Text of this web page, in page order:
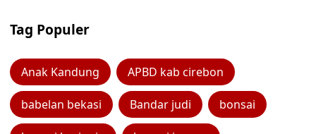
Tag Populer
Anak Kandung APBD kab cirebon
babelan bekasi Bandar judi bonsai